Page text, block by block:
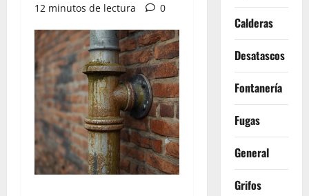
12 minutos de lectura
0
Calderas
Desatascos
Fontanería
Fugas
General
Grifos